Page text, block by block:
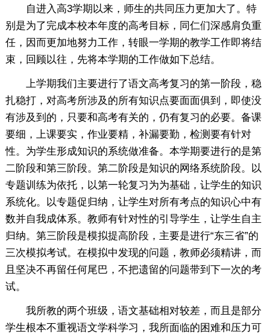
自进入高3学期以来，师生的共同压力更加大了。特
别是为了完成本校本年度的高考目标，同仁们深感肩负重
任，因而更加地努力工作，转眼一学期的教学工作即将结
束，回顾以往，先将本学期的工作做如下总结。
上学期我们主要进行了语文高考复习的第一阶段，稳
扎稳打，对高考所涉及的所有知识点要面面俱到，即使没
有涉及到的，只要和高考有关的，仍有复习的必要。备课
要细，上课要实，作业要精，补漏要勤，检测要有针对
性。为学生形成知识的系统做准备。本学期要进行的是第
二阶段和第三阶段。第二阶段是知识的网络系统阶段。以
专题训练为依托，以第一轮复习为为基础，让学生的知识
系统化。以专题促归纳，让学生对所有考点的知识心中有
数并自我成体系。教师有针对性的引导学生，让学生自主
归纳。第三阶段是模拟提高阶段，主要是进行“东三省”的
三次模拟考试。在模拟中发现的问题，教师必须精讲，而
且坚决不再留任何尾巴，不把遗留的问题带到下一次的考
试。
我所教的两个班级，语文基础相对较差，而且是部分
学生根本不重视语文学科学习，我所面临的困难和压力可